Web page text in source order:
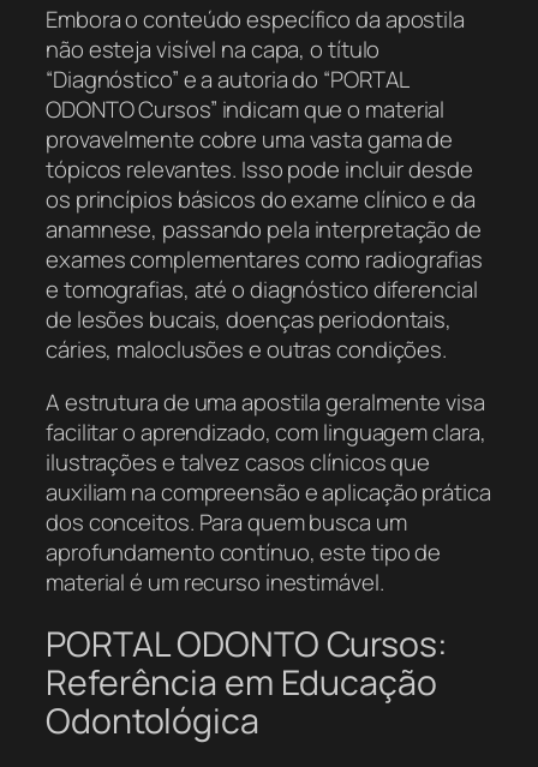
Embora o conteúdo específico da apostila
não esteja visível na capa, o título
“Diagnóstico” e a autoria do “PORTAL
ODONTO Cursos” indicam que o material
provavelmente cobre uma vasta gama de
tópicos relevantes. Isso pode incluir desde
os princípios básicos do exame clínico e da
anamnese, passando pela interpretação de
exames complementares como radiografias
e tomografias, até o diagnóstico diferencial
de lesões bucais, doenças periodontais,
cáries, maloclusões e outras condições.
A estrutura de uma apostila geralmente visa
facilitar o aprendizado, com linguagem clara,
ilustrações e talvez casos clínicos que
auxiliam na compreensão e aplicação prática
dos conceitos. Para quem busca um
aprofundamento contínuo, este tipo de
material é um recurso inestimável.
PORTAL ODONTO Cursos:
Referência em Educação
Odontológica